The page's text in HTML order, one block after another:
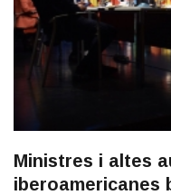
Ministres i altes
iberoamericanes